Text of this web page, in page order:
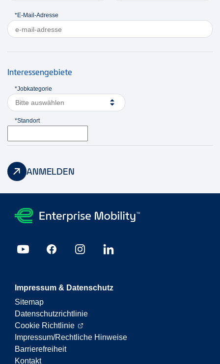
*E-Mail-Adresse
Interessengebiete
*Jobkategorie
Bitte auswählen
*Standort
ANMELDEN
Impressum & Datenschutz
Sitemap
Datenschutzrichtlinie
Cookie Richtlinie
Impressum/Rechtliche Hinweise
Barrierefreiheit
Kontakt